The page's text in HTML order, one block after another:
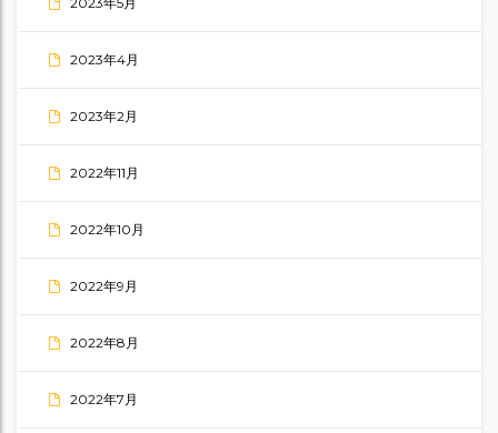
2023年4月
2023年2月
2022年11月
2022年10月
2022年9月
2022年8月
2022年7月